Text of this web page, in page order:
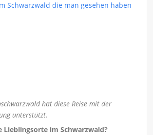
Schwarzwald die man gesehen haben
hat diese Reise mit der
unterstützt.
Lieblingsorte im Schwarzwald?